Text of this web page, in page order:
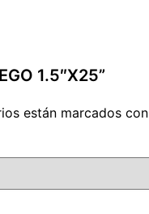
1.5″X25”
están marcados con